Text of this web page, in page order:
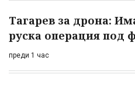
Тагарев за дрона:
руска операция под
преди 1 час